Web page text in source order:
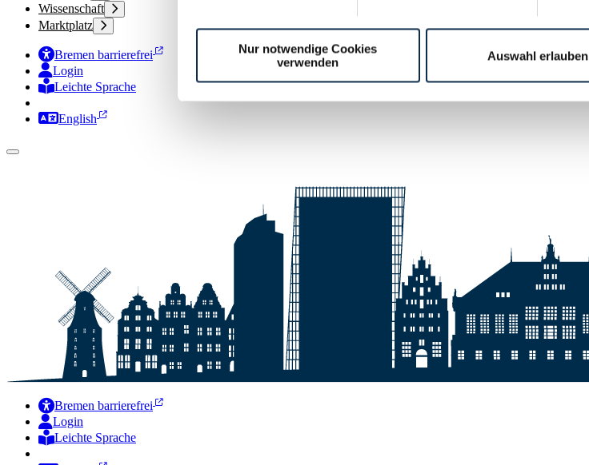
Nur notwendige Cookies
verwenden
Auswahl erlauben
Wissenschaft
Marktplatz
Bremen barrierefrei
Login
Leichte Sprache
Zur Deutschen Gebärdensprache
English
Bremen barrierefrei
Login
Leichte Sprache